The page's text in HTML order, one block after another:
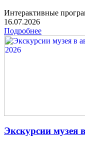
Интерактивные
16.07.2026
Подробнее
Экскурсии музея